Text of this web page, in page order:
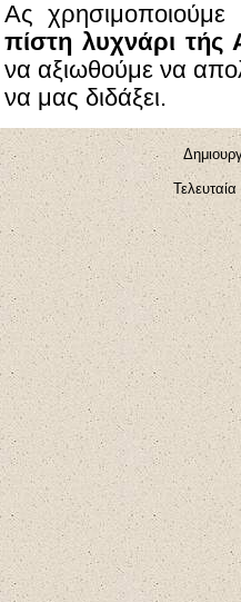
Ας
πίστη λυχνάρι τής
να αξιωθούμε να
να μας διδάξει.